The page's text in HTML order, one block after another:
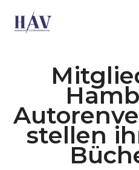
stellen